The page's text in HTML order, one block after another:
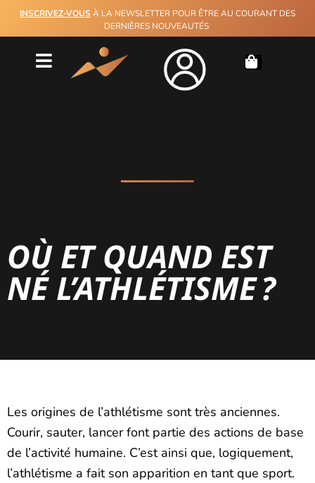
INSCRIVEZ-VOUS À LA NEWSLETTER POUR ÊTRE AU COURANT DES
DERNIÈRES NOUVEAUTÉS
OÙ ET QUAND EST
NÉ L’ATHLÉTISME ?
Les origines de l’athlétisme sont très anciennes.
Courir, sauter, lancer font partie des actions de base
de l’activité humaine. C’est ainsi que, logiquement,
l’athlétisme a fait son apparition en tant que sport.